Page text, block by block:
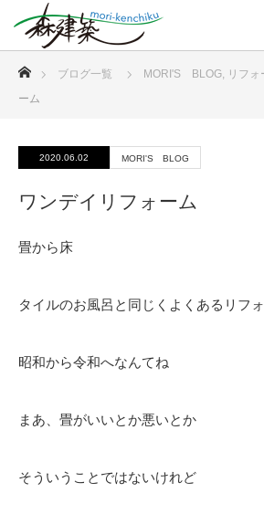
ブログ一覧 MORI'S BLOG, リフォ
ーム
2020.06.02 MORI'S BLOG
ワンデイリフォーム
畳から床
タイルのお風呂と同じくよくあるリフ
昭和から令和へなんてね
まあ、畳がいいとか悪いとか
そういうことではないけれど